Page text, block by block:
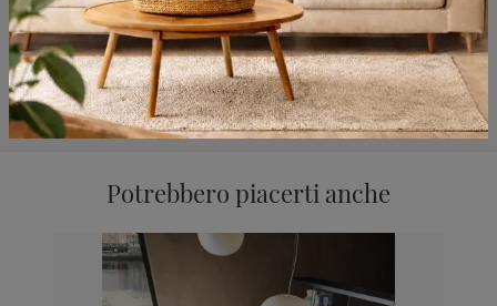
Potrebbero piacerti anche